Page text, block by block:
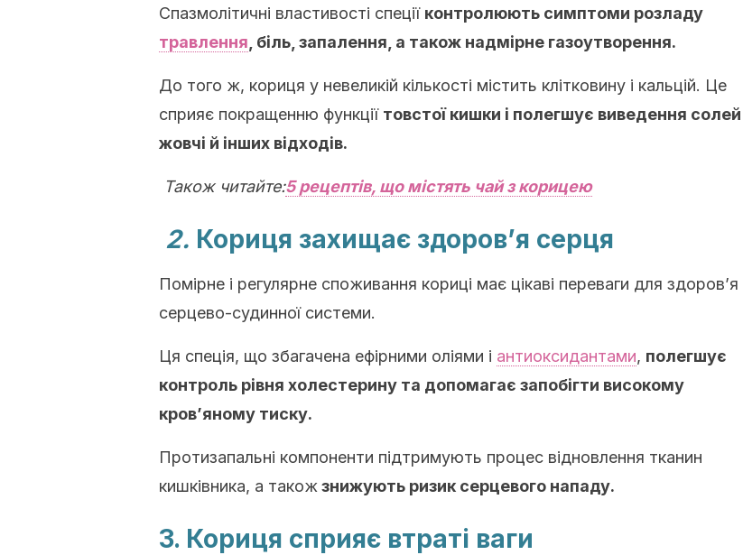
Спазмолітичні властивості спеції контролюють симптоми розладу
травлення , біль, запалення, а також надмірне газоутворення.
До того ж, кориця у невеликій кількості містить клітковину і кальцій. Це
сприяє покращенню функції товстої кишки і полегшує виведення солей
жовчі й інших відходів.
Також читайте:5 рецептів, що містять чай з корицею
2. Кориця захищає здоров’я серця
Помірне і регулярне споживання кориці має цікаві переваги для здоров’я
серцево-судинної системи.
Ця спеція, що збагачена ефірними оліями і антиоксидантами, полегшує
контроль рівня холестерину та допомагає запобігти високому
кров’яному тиску.
Протизапальні компоненти підтримують процес відновлення тканин
кишківника, а такожзнижують ризик серцевого нападу.
3. Кориця сприяє втраті ваги